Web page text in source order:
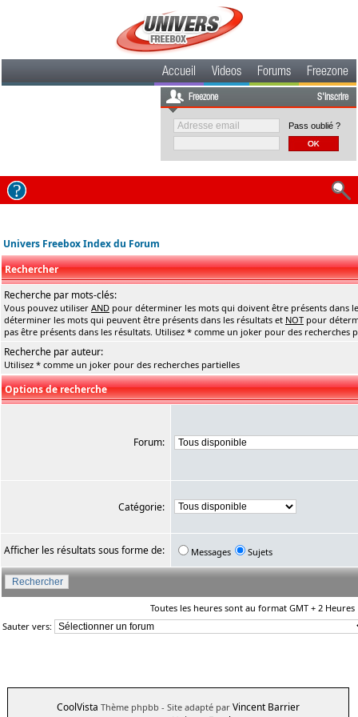
Accueil Videos Forums Freezone
Freezone S'inscrire
Pass oublié ?
Univers Freebox Index du Forum
Rechercher
Recherche par mots-clés:
Vous pouvez utiliser AND pour déterminer les mots qui doivent être présents dans
déterminer les mots qui peuvent être présents dans les résultats et NOT pour
pas être présents dans les résultats. Utilisez * comme un joker pour des recherches
Recherche par auteur:
Utilisez * comme un joker pour des recherches partielles
Options de recherche
Forum:
Catégorie:
Afficher les résultats sous forme de: Messages Sujets
Toutes les heures sont au format GMT + 2 Heures
Sauter vers:
CoolVista Thème phpbb - Site adapté par Vincent Barrier